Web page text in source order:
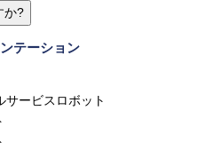
か?
テーション
サービスロボット